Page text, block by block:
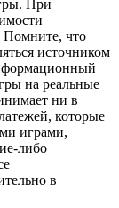
При
Помните, что
источником
на реальные
ни в
которые
играми,
либо
в